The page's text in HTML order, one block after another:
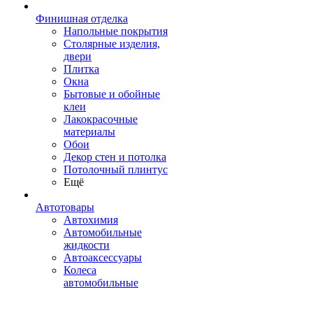
Финишная отделка
Напольные покрытия
Столярные изделия,
двери
Плитка
Окна
Бытовые и обойные
клеи
Лакокрасочные
материалы
Обои
Декор стен и потолка
Потолочный плинтус
Ещё
Автотовары
Автохимия
Автомобильные
жидкости
Автоаксессуары
Колеса
автомобильные